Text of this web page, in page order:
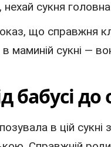
сукня головна
що справжня
маминій сукні —
бабусі до
в цій